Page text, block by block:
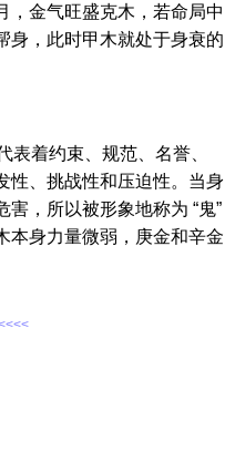
，金气旺盛克木，若命局中
身，此时甲木就处于身衰的
表着约束、规范、名誉、
性、挑战性和压迫性。当身
，所以被形象地称为 “鬼”
本身力量微弱，庚金和辛金